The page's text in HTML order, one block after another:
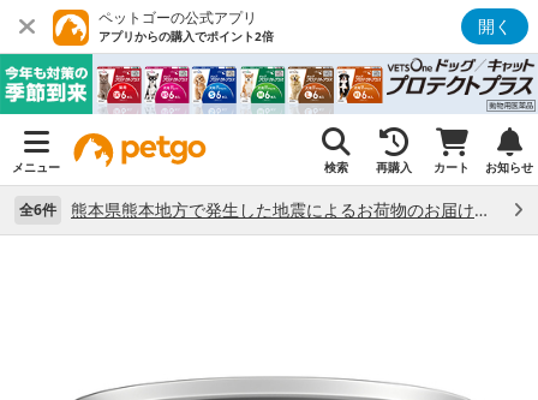
ペットゴーの公式アプリ
アプリからの購入でポイント2倍 開く
メニュー 検索 再購入 カート お知らせ
全6件 熊本県熊本地方で発生した地震によるお荷物のお届け状況について （7/28）